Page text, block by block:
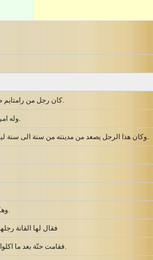
كان رجل من رامتايم صوفيم من جبل افرايم اسمه ألقانة بن يروحام بن اليهو بن توحو بن صوف. هو افرايمي.
وله امرأتان اسم الواحدة حنّة واسم الاخرى فننّة. وكان لفننّة اولاد واما حنّة فلم يكن لها اولاد.
وكان هذا الرجل يصعد من مدينته من سنة الى سنة ليسجد ويذبح لرب الجنود في شيلوه. وكان هناك ابنا عالي حفني وفينحاس كاهنا الرب.
وهكذا صار سنة بعد سنة كلما صعدت الى بيت الرب هكذا كانت تغيظها. فبكت ولم تأكل.
فقال لها القانة
فقامت حنّة بعد ما اكلوا في شيلوه وبعد ما شربوا. وعالي الكاهن جالس على الكرسي عند قائمة هيكل الرب.